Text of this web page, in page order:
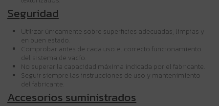
Seguridad
Utilizar únicamente sobre superficies adecuadas, limpias y
en buen estado.
Comprobar antes de cada uso el correcto funcionamiento
del sistema de vacío.
No superar la capacidad máxima indicada por el fabricante.
Seguir siempre las instrucciones de uso y mantenimiento
del fabricante.
Accesorios suministrados